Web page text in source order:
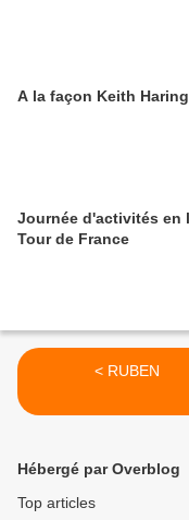
A la façon Keith Haring
Journée d'activités en
Tour de France
< RUBEN
Hébergé par Overblog
Top articles